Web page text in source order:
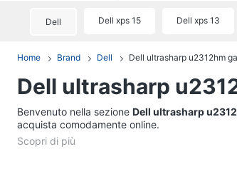
Elettrodomestici
Telefonia
Tv e Home Cinema
Smart home
Dell Dell xps 15 Dell xps 13
Home Brand Dell Dell ultrasharp u2312hm
Dell ultrasharp
Benvenuto nella sezione Dell ultrasharp
acquista comodamente online.